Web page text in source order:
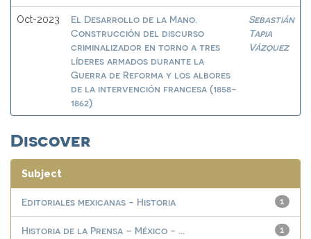
Oct-2023
El Desarrollo de la Mano.
Construcción del discurso
criminalizador en torno a tres
líderes armados durante la
Guerra de Reforma y los albores
de la intervención francesa (1858-
1862)
Sebastián
Tapia
Vázquez
Discover
Subject
1
Editoriales mexicanas - Historia
1
Historia de la Prensa – México - ...